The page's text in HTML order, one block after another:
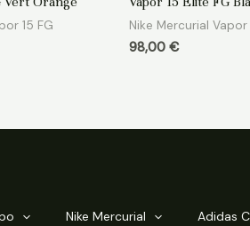
15 FG
sur
Nike Mercurial Vapor
98,00 €
Nike Mercurial Adidas